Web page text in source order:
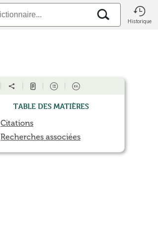
Historique
Table des matières
Citations
Recherches associées